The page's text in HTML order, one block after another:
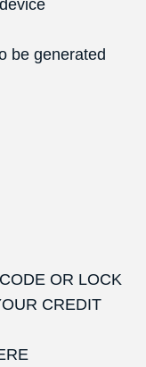
be generated
OR LOCK
CREDIT